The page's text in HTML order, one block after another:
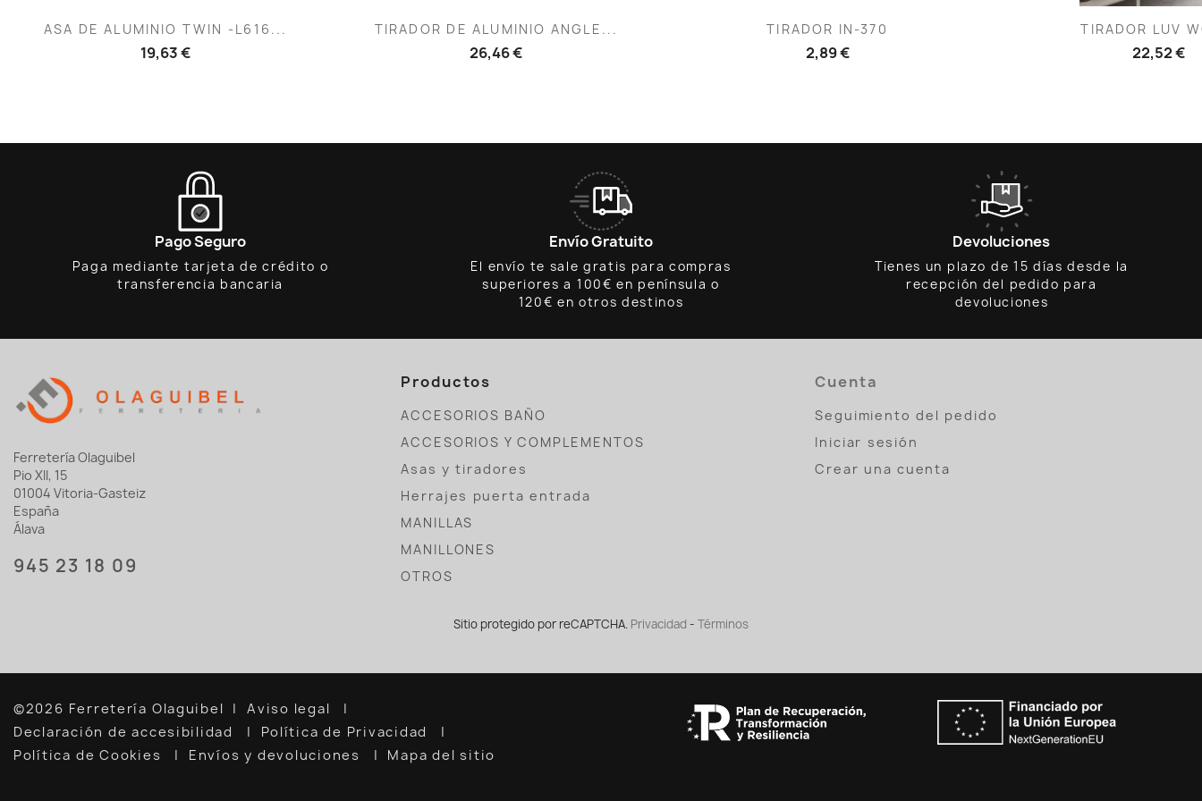
Vista rápida
ASA DE ALUMINIO TWIN -L616...
19,63 €
Vista rápida
TIRADOR DE ALUMINIO ANGLE...
26,46 €
 Vista rápida
TIRADOR IN-370
2,89 €
Vista
TIRADOR LUV
22,52 €
Pago Seguro
Paga mediante tarjeta de crédito o
transferencia bancaria
Envío Gratuito
El envío te sale gratis para compras
superiores a 100€ en península o
120€ en otros destinos
Devoluciones
Tienes un plazo de 15 días desde la
recepción del pedido para
devoluciones
Ferretería Olaguibel
Pio XII, 15
01004 Vitoria-Gasteiz
España
Álava
945 23 18 09
Productos
ACCESORIOS BAÑO
ACCESORIOS Y COMPLEMENTOS
Asas y tiradores
Herrajes puerta entrada
MANILLAS
MANILLONES
OTROS
Cuenta
Seguimiento del pedido
Iniciar sesión
Crear una cuenta
Sitio protegido por reCAPTCHA. Privacidad - Términos
©2026 Ferretería Olaguibel
Aviso legal
Declaración de accesibilidad
Política de Privacidad
Política de Cookies
Envíos y devoluciones Mapa del sitio